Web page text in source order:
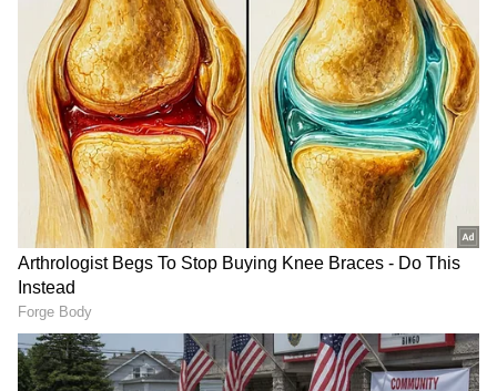
ಸೋನಾಕ್ಷಿ ಸಿನ್ಹಾ ಮತ್ತು ಜಹೀರ್ ಇಕ್ಬಾಲ್ ಡಬಲ್ ಎಕ್ಸ್
ಸಿನಿಮಾದಲ್ಲಿ ಜೊತೆಯಾಗಿ ನಟಿಸಿದ್ದರು. ಚಿತ್ರದ
ಪ್ರಮೋಷನ್‌ಗಾಗಿ ಇಬ್ಬರು ಖಾಸಗಿ ವಾಹಿನಿಯಲ್ಲಿ
ಕನ್ನಡ ಸಿನಿಮಾ (Kannada Cinema News), ಟಿವಿ
ಕಾರ್ಯಕ್ರಮಗಳು (Kannada TV Shows), ಸೆಲೆಬ್ರಿಟಿ
ಸುದ್ದಿಗಳು ಮತ್ತು ಇತ್ತೀಚಿನ ಸುದ್ದಿಗಳಿಗಾಗಿ ಏಷ್ಯಾನೆಟ್
ಸುವರ್ಣ ನ್ಯೂಸ್‌ನಲ್ಲಿ ಮನರಂಜನಾ ವಿಭಾಗ ನೋಡಿ.
ಸಿನಿಮಾ ವಿಮರ್ಶೆಗಳು (Kannada Movies Review),
ತಾರೆಯರ ಸಂದರ್ಶನಗಳು, ಧಾರಾವಾಹಿ ಅಪ್‌ಡೇಟ್ಸ್‌,
ತೆರೆಮರೆಯ ಕಥೆಗಳು,OTT ರಿಲೀಸ್‌ಗಳ ಬಗ್ಗೆ
ಮಾಹಿತಿಯೂ ಇಲ್ಲಿದೆ.